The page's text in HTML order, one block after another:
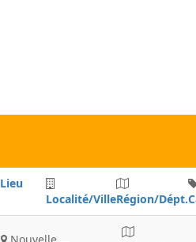
Lieu
Localité/VilleRégion/Dépt.
Nouvelle